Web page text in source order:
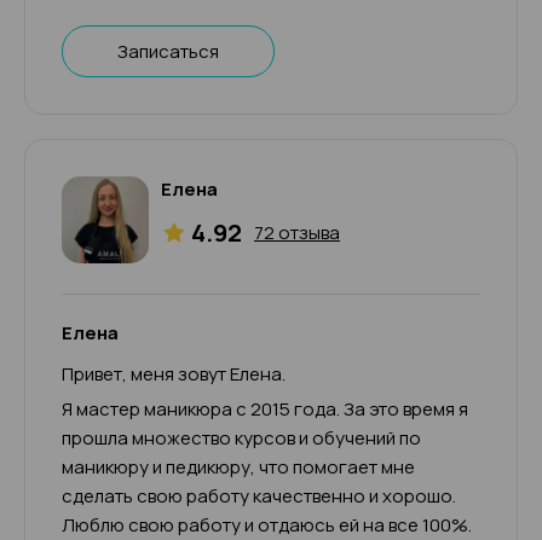
Записаться
Елена
4.92 72 отзыва
Елена
Привет, меня зовут Елена.
Я мастер маникюра с 2015 года. За это время я
прошла множество курсов и обучений по
маникюру и педикюру, что помогает мне
сделать свою работу качественно и хорошо.
Люблю свою работу и отдаюсь ей на все 100%.